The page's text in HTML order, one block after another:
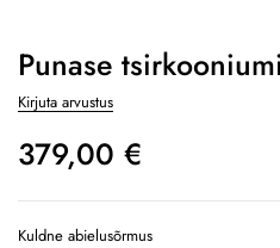
Punase
Kirjuta arvustus
379,00 €
Kuldne abielusõrmus